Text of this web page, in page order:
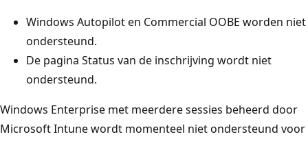
Windows Autopilot en Commercial OOBE worden niet
ondersteund.
De pagina Status van de inschrijving wordt niet
ondersteund.
Windows Enterprise met meerdere sessies beheerd door
Microsoft Intune wordt momenteel niet ondersteund voor